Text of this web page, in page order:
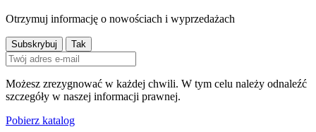
Otrzymuj informację o nowościach i wyprzedażach
Możesz zrezygnować w każdej chwili. W tym celu należy odnaleźć
szczegóły w naszej informacji prawnej.
Pobierz katalog